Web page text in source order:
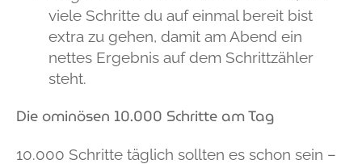
viele Schritte du auf einmal bereit bist
extra zu gehen, damit am Abend ein
nettes Ergebnis auf dem Schrittzähler
steht.
Die ominösen 10.000 Schritte am Tag
10.000 Schritte täglich sollten es schon sein –